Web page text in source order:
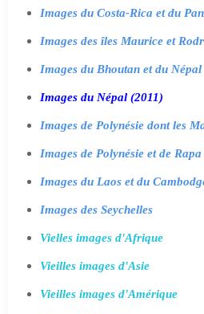
Images du Costa-Rica et du
Images des îles Maurice et
Images du Bhoutan et du Népal
Images du Népal (2011)
Images de Polynésie dont les
Images de Polynésie et de
Images du Laos et du
Images des Seychelles
Vielles images d'Afrique
Vieilles images d'Asie
Vieilles images d'Amérique